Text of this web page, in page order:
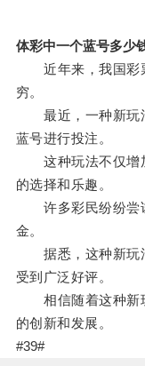
体彩中一个蓝号多少
近年来，我国彩
穷。
最近，一种新玩法
蓝号进行投注。
这种玩法不仅增
的选择和乐趣。
许多彩民纷纷尝
金。
据悉，这种新玩法
受到广泛好评。
相信随着这种新
的创新和发展。
#39#